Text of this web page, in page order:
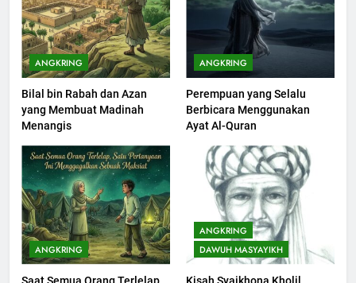
ANGKRING
Bilal bin Rabah dan Azan
yang Membuat Madinah
Menangis
ANGKRING
Perempuan yang Selalu
Berbicara Menggunakan
Ayat Al-Quran
ANGKRING
Saat Semua Orang Terlelap,
ANGKRING
DAWUH MASYAYIKH
Kisah Syaikhona Kholil
201
Khutbah jumat: Sejarah
Seebagai Pembangkit Jiwa
KHUTBAH
202
Khutbah Jumat : Supaya Amal
Bisa Diterima
KHUTBAH
203
Khutbah Jumat: Bulan
Muharram Bulan Bersejarah
KHUTBAH